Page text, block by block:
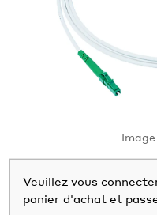
Veuillez vous
panier d'achat et